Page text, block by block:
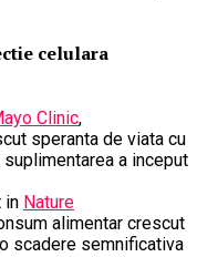
celulara
Clinic,
speranta de viata cu
suplimentarea a inceput
in Nature
alimentar crescut
scadere semnificativa